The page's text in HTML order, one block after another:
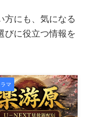
方にも、気になる
びに役立つ情報を
マ